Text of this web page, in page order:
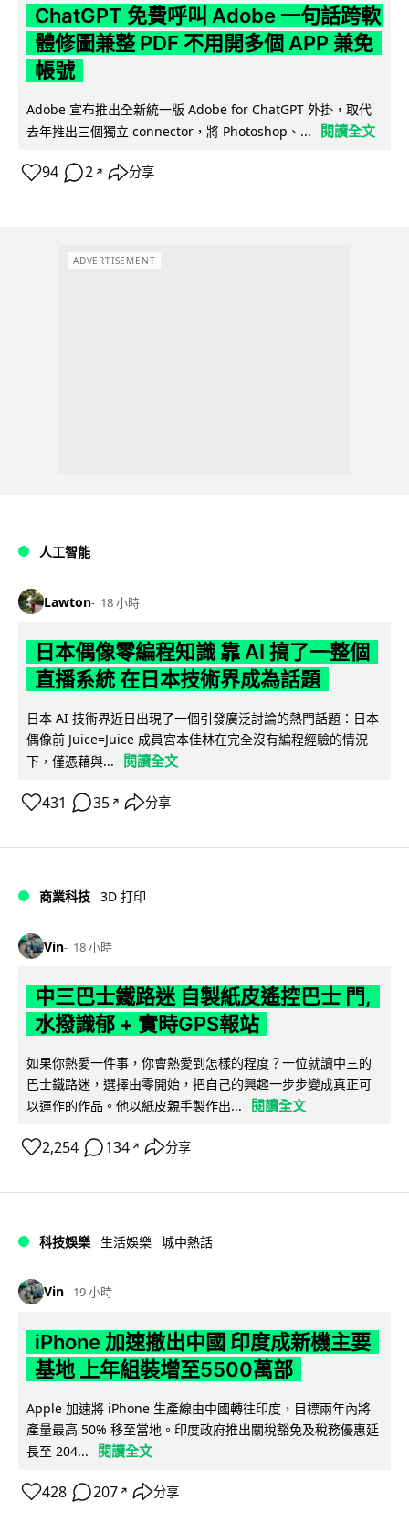
ChatGPT 免費呼叫 Adobe 一句話跨軟
體修圖兼整 PDF 不用開多個 APP 兼免
帳號
Adobe 宣布推出全新統一版 Adobe for ChatGPT 外掛，取代
去年推出三個獨立 connector，將 Photoshop、...
閱讀全文
94 2 ↗ 分享
ADVERTISEMENT
人工智能
Lawton 18 小時
日本偶像零編程知識 靠 AI 搞了一整個
直播系統 在日本技術界成為話題
日本 AI 技術界近日出現了一個引發廣泛討論的熱門話題：日本
偶像前 Juice=Juice 成員宮本佳林在完全沒有編程經驗的情況
下，僅憑藉與...
閱讀全文
431 35 ↗ 分享
商業科技 3D 打印
Vin 18 小時
中三巴士鐵路迷 自製紙皮遙控巴士 門,
水撥識郁 + 實時GPS報站
如果你熱愛一件事，你會熱愛到怎樣的程度？一位就讀中三的
巴士鐵路迷，選擇由零開始，把自己的興趣一步步變成真正可
以運作的作品。他以紙皮親手製作出...
閱讀全文
2,254 134 ↗ 分享
科技娛樂 生活娛樂 城中熱話
Vin 19 小時
iPhone 加速撤出中國 印度成新機主要
基地 上年組裝增至5500萬部
Apple 加速將 iPhone 生產線由中國轉往印度，目標兩年內將
產量最高 50% 移至當地。印度政府推出關稅豁免及稅務優惠延
長至 204...
閱讀全文
428 207 ↗ 分享